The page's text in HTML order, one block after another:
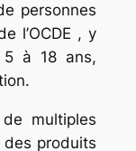
personnes
l’OCDE , y
à 18 ans,
multiples
produits